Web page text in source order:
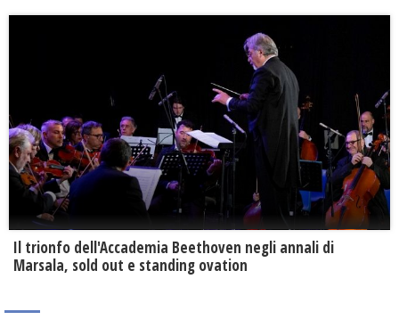
Il trionfo dell'Accademia Beethoven negli annali di
Marsala, sold out e standing ovation